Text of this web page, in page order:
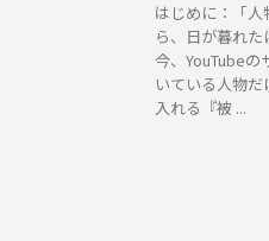
はじめに：「
ら、日が暮れ
今、YouTubeの
いている人物
入れる『被 ...